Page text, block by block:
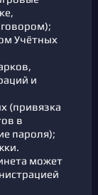
Учётных
и
(привязка
в
пароля);
может